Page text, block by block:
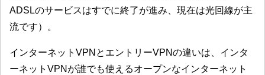
ADSLのサービスはすでに終了が進み、現在は光回線が主
流です）。
インターネットVPNとエントリーVPNの違いは、インタ
ーネットVPNが誰でも使えるオープンなインターネット